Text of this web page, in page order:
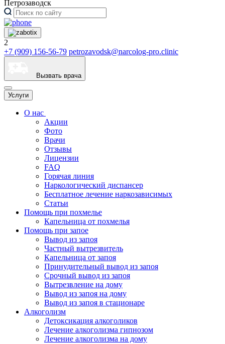
Петрозаводск
2
+7 (909) 156-56-79 petrozavodsk@narcolog-pro.clinic
Вызвать врача
Услуги
О нас
Акции
Фото
Врачи
Отзывы
Лицензии
FAQ
Горячая линия
Наркологический диспансер
Бесплатное лечение наркозависимых
Статьи
Помощь при похмелье
Капельница от похмелья
Помощь при запое
Вывод из запоя
Частный вытрезвитель
Капельница от запоя
Принудительный вывод из запоя
Срочный вывод из запоя
Вытрезвление на дому
Вывод из запоя на дому
Вывод из запоя в стационаре
Алкоголизм
Детоксикация алкоголиков
Лечение алкоголизма гипнозом
Лечение алкоголизма на дому